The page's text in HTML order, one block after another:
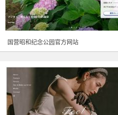
国营昭和纪念公园官方网站